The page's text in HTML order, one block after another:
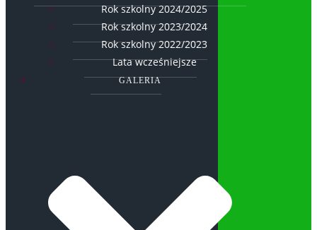
Rok szkolny 2024/2025
Rok szkolny 2023/2024
Rok szkolny 2022/2023
Lata wcześniejsze
GALERIA